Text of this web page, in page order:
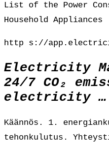
List of the Power
Household Appliances
http s://
Electricity
24/7 CO₂
electricity …
Käännös. 1.
tehonkulutus.